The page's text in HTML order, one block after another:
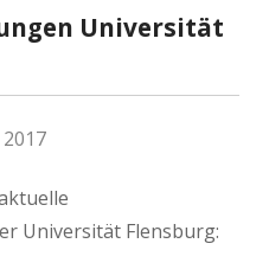
Universität
Universität Flensburg: